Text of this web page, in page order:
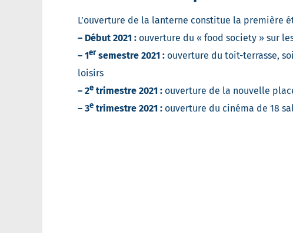
L’ouverture de la lanterne constitue la première
– Début 2021 : ouverture du « food society » sur
– 1er semestre 2021 : ouverture du toit-terrasse,
loisirs
– 2e trimestre 2021 : ouverture de la nouvelle
– 3e trimestre 2021 : ouverture du cinéma de 18